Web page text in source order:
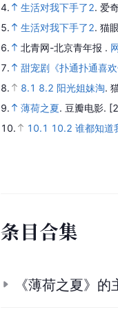
4.
生活对我下手了2. 爱
5.
生活对我下手了2. 猫
6.
北青网-北京青年报 .
7.
甜宠剧《扑通扑通喜
8.
8.1 8.2 阳光姐妹淘.
9.
薄荷之夏. 豆瓣电影.
10.
10.1 10.2 谁都知
条目合集
《薄荷之夏》的